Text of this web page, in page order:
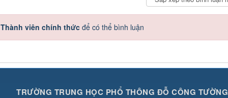
Thành viên chính thức để có thể bình luận
TRƯỜNG TRUNG HỌC PHỔ THÔNG ĐỖ CÔNG TƯỜNG